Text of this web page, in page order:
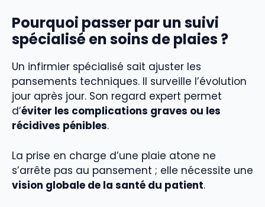
Pourquoi passer par un suivi
spécialisé en soins de plaies ?
Un infirmier spécialisé sait ajuster les
pansements techniques. Il surveille l’évolution
jour après jour. Son regard expert permet
d’éviter les complications graves ou les
récidives pénibles.
La prise en charge d’une plaie atone ne
s’arrête pas au pansement ; elle nécessite une
vision globale de la santé du patient.